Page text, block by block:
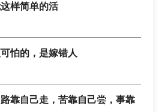
样简单的活
怕的，是嫁错人
靠自己走，苦靠自己尝，事靠